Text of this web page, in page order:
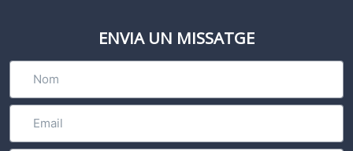
ENVIA UN MISSATGE